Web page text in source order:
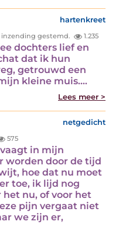
hartenkreet
inzending gestemd. 1.235
dochters lief en
dat ik hun
getrouwd een
kleine muis.…
Lees meer >
netgedicht
575
in mijn
worden door de tijd
hoe dat nu moet
toe, ik lijd nog
nu, of voor het
pijn vergaat niet
we zijn er,